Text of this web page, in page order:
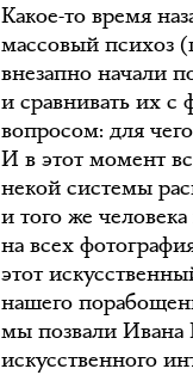
Какое-то время
массовый психоз
внезапно начали
и сравнивать их
вопросом: для
И в этот момент
некой системы
и того же
на всех
этот
нашего
мы позвали Ивана
искусственного